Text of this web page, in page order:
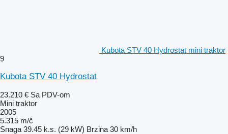
Kubota STV 40 Hydrostat mini traktor
9
Kubota STV 40 Hydrostat
23.210 € Sa PDV-om
Mini traktor
2005
5.315 m/č
Snaga 39.45 k.s. (29 kW) Brzina 30 km/h